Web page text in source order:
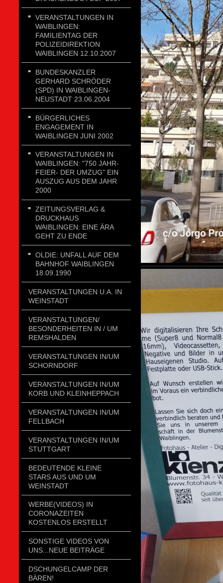
VERANSTALTUNGEN IN
WAIBLINGEN:
FAMILIENTAG DER
POLIZEIDIREKTION
WAIBLINGEN 12.10.2007
BUNDESKANZLER
GERHARD SCHRÖDER
(SPD) IN WAIBLINGEN-
NEUSTADT 23.06.2004
BÜRGERLICHES
ENGAGEMENT IN
WAIBLINGEN JUNI 2002
VERANSTALTUNGEN IN
WAIBLINGEN: "750 JAHR-
FEIER- DER UMZUG" EIN
AUSZUG AUS DEM JAHR
2000
ZEITUNGSVERLAG &
DRUCKHAUS
WAIBLINGEN: EINE ÄRA
GEHT ZU ENDE
OLDIE: UNFALL AUF DEM
BAHNHOF WAIBLINGEN
18.09.1990
VERANSTALTUNGEN U.A. IN
WEINSTADT
VERANSTALTUNGEN/
BESONDERHEITEN IN / UM
REMSHALDEN
VERANSTALTUNGEN IN/UM
SCHORNDORF
VERANSTALTUNGEN IN/UM
KORB UND KLEINHEPPACH
VERANSTALTUNGEN IN/UM
FELLBACH
VERANSTALTUNGEN IN/UM
STUTTGART
BEDEUTENDE KLEINE
STARS AUS UND UM
WEINSTADT
WERBE(VIDEOS) IN
CORONAZEITEN
KOSTENLOS ERSTELLT
SONSTIGE VIDEOS VON
UNS...NEUE BEITRÄGE
DSCHUNGELCAMP DER
BÄREN!